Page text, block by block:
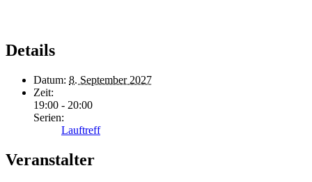
Details
Datum: 8. September 2027
Zeit:
19:00 - 20:00
Serien:
Lauftreff
Veranstalter